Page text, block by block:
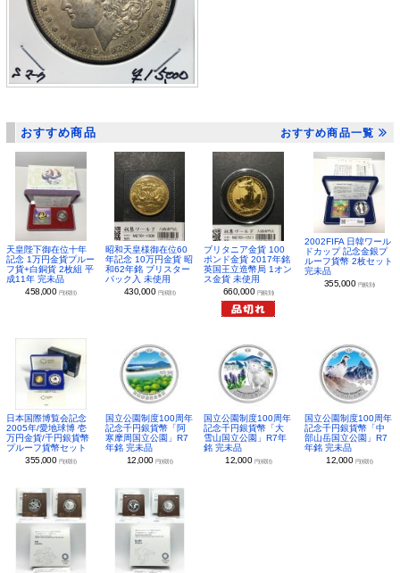
おすすめ商品 おすすめ商品一覧
天皇陛下御在位十年
記念 1万円金貨プルー
フ貨+白銅貨 2枚組 平
成11年 完未品
458,000 円(税別)
昭和天皇様御在位60
年記念 10万円金貨 昭
和62年銘 ブリスター
パック入 未使用
430,000 円(税別)
ブリタニア金貨 100
ポンド金貨 2017年銘
英国王立造幣局 1オン
ス金貨 未使用
660,000 円(税別)
2002FIFA 日韓ワール
ドカップ 記念金銀プ
ルーフ貨幣 2枚セット
完未品
355,000 円(税別)
日本国際博覧会記念
2005年/愛地球博 壱
万円金貨/千円銀貨幣
プルーフ貨幣セット
355,000 円(税別)
国立公園制度100周年
記念千円銀貨幣「阿
寒摩周国立公園」R7
年銘 完未品
12,000 円(税別)
国立公園制度100周年
記念千円銀貨幣「大
雪山国立公園」R7年
銘 完未品
12,000 円(税別)
国立公園制度100周年
記念千円銀貨幣「中
部山岳国立公園」R7
年銘 完未品
12,000 円(税別)